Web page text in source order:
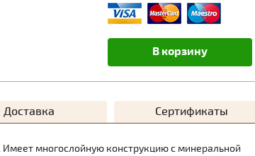
В корзину
Доставка Сертификаты
многослойную конструкцию с минеральной